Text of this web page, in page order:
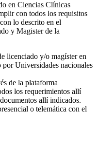
en Ciencias Clínicas
con todos los requisitos
lo descrito en el
y Magister de la
licenciado y/o magíster en
por Universidades nacionales
de la plataforma
los requerimientos allí
allí indicados.
o telemática con el